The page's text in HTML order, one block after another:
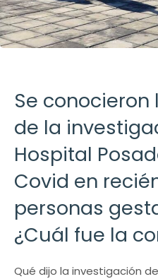
Se
de la
Hospital
Covid en
personas
¿Cuál fue la
Qué dijo la investigación